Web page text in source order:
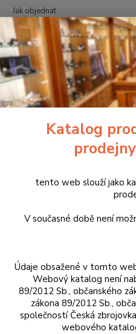
Jak objednat
Úvod Střelivo Kulové náboje
Náboje RWS
Katalog
tento web slouží jako
V současné době není
Údaje obsažené v tomto
Webový katalog není
89/2012 Sb., občanského
zákona 89/2012 Sb.,
společností Česká
webového